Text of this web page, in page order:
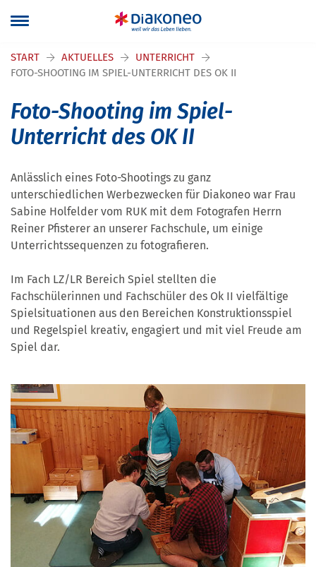
START AKTUELLES
UNTERRICHT
FOTO-SHOOTING IM SPIEL-UNTERRICHT DES OK II
Foto-Shooting im Spiel-
Unterricht des OK II
Anlässlich eines Foto-Shootings zu ganz
unterschiedlichen Werbezwecken für Diakoneo war Frau
Sabine Holfelder vom RUK mit dem Fotografen Herrn
Reiner Pfisterer an unserer Fachschule, um einige
Unterrichtssequenzen zu fotografieren.
Im Fach LZ/LR Bereich Spiel stellten die
Fachschülerinnen und Fachschüler des Ok II vielfältige
Spielsituationen aus den Bereichen Konstruktionsspiel
und Regelspiel kreativ, engagiert und mit viel Freude am
Spiel dar.